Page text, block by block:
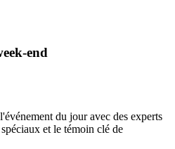
end
du jour avec des experts
et le témoin clé de